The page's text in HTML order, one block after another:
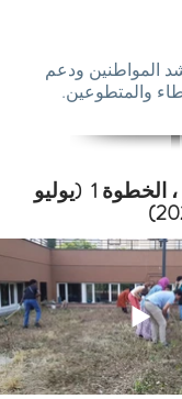
المواطنين ودعم
والمتطوعين.
العمل التشاركي ، الخطوة 1 (يوليو